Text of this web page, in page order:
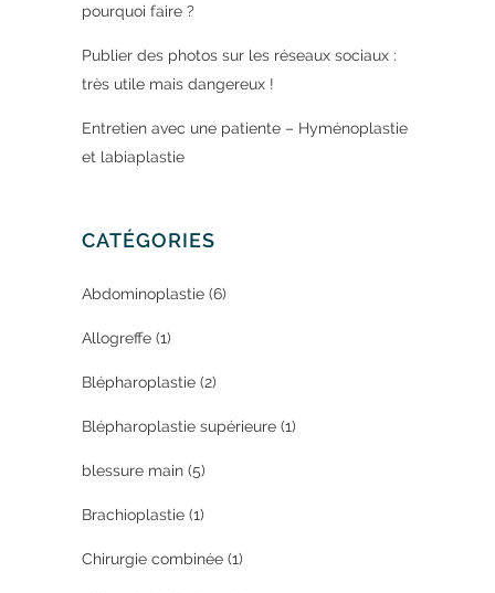
pourquoi faire ?
Publier des photos sur les réseaux sociaux :
très utile mais dangereux !
Entretien avec une patiente – Hyménoplastie
et labiaplastie
CATÉGORIES
Abdominoplastie (6)
Allogreffe (1)
Blépharoplastie (2)
Blépharoplastie supérieure (1)
blessure main (5)
Brachioplastie (1)
Chirurgie combinée (1)